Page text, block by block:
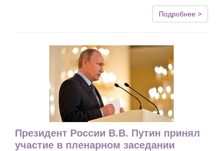
Подробнее >
Президент России В.В. Путин принял
участие в пленарном заседании